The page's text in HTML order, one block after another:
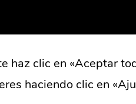
haz clic en «Aceptar
haciendo clic en